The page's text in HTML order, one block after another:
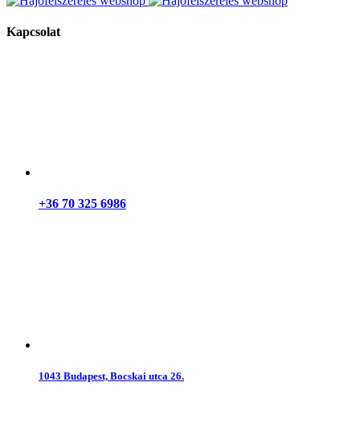
Kapcsolat
+36 70 325 6986
1043 Budapest, Bocskai utca 26.